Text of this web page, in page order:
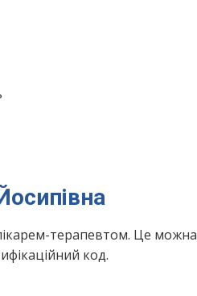
терапевтом. Це можна
код.